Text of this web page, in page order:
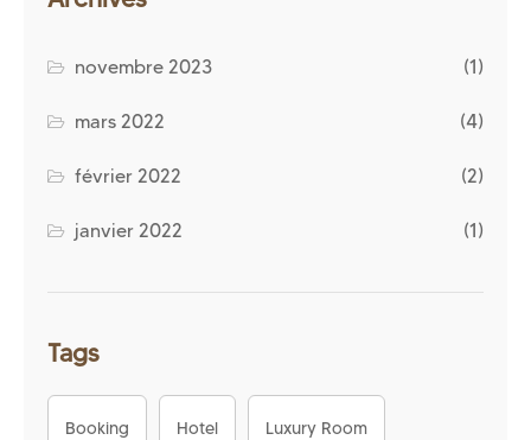
novembre 2023 (1)
mars 2022 (4)
février 2022 (2)
janvier 2022 (1)
Tags
Booking Hotel Luxury Room